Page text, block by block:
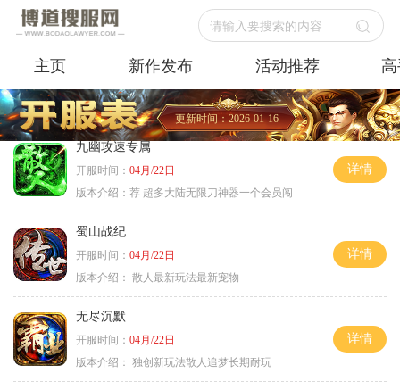
请输入要搜索的内容
主页 新作发布 活动推荐
更新时间：2026-01-16
九幽攻速专属
开服时间： 04月/22日
版本介绍： 荐 超多大陆无限刀神器一个会员闯
详情
蜀山战纪
开服时间： 04月/22日
版本介绍： 散人最新玩法最新宠物
详情
无尽沉默
开服时间： 04月/22日
版本介绍： 独创新玩法散人追梦长期耐玩
详情